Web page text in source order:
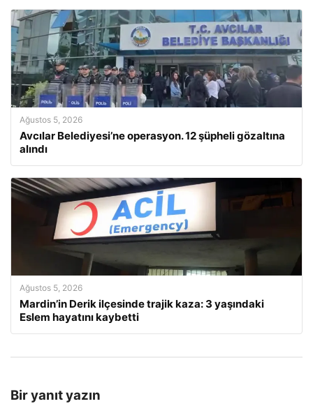
Ağustos 5, 2026
Avcılar Belediyesi’ne operasyon. 12 şüpheli gözaltına
alındı
Ağustos 5, 2026
Mardin’in Derik ilçesinde trajik kaza: 3 yaşındaki
Eslem hayatını kaybetti
Bir yanıt yazın